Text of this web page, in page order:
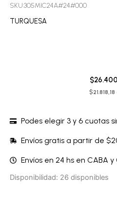
SKU:305MIC24A#24#000
TURQUESA
$
$21.818,18
Podes elegir 3 y 6 cuotas
Envíos gratis a partir de
Envíos en 24 hs en CABA y
Disponibilidad: 26 disponibles
Microbikini